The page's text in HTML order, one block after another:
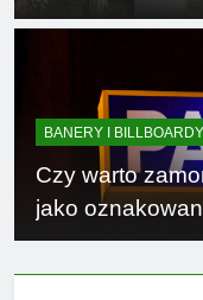
BANERY I BILLBOARDY
Czy warto
jako